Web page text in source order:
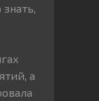
а